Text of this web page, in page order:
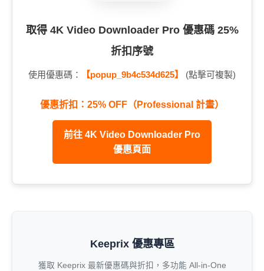
取得 4K Video Downloader Pro 優惠碼 25%
折扣序號
使用優惠碼： 【popup_9b4c534d625】 (點擊可複製)
優惠折扣：25% OFF（Professional 計畫）
前往 4K Video Downloader Pro
優惠頁面
Keeprix 優惠專區
獲取 Keeprix 最新優惠碼與折扣，多功能 All-in-One